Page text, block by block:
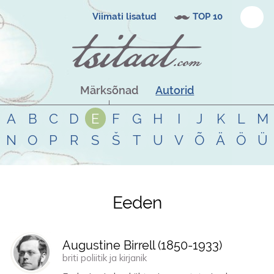
Viimati lisatud TOP 10
Märksõnad Autorid
A B C D E F G H I J K L
M
N
O P R S Š T U V Õ Ä Ö Ü
Tsitaadid teemaleeden
Eeden
Augustine Birrell (1850-1933)
briti poliitik ja kirjanik